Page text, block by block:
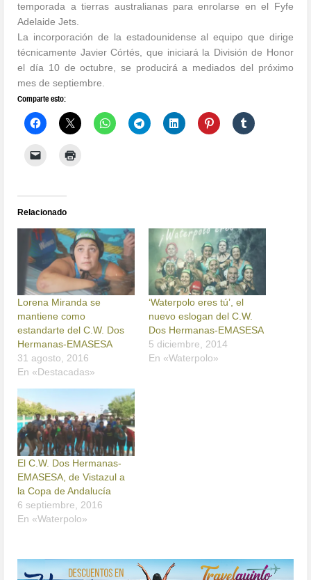
temporada a tierras australianas para enrolarse en el Fyfe
Adelaide Jets.
La incorporación de la estadounidense al equipo que dirige
técnicamente Javier Córtés, que iniciará la División de Honor
el día 10 de octubre, se producirá a mediados del próximo
mes de septiembre.
Comparte esto:
Relacionado
Lorena Miranda se
mantiene como
estandarte del C.W. Dos
Hermanas-EMASESA
31 agosto, 2016
En «Destacadas»
‘Waterpolo eres tú’, el
nuevo eslogan del C.W.
Dos Hermanas-EMASESA
5 diciembre, 2014
En «Waterpolo»
El C.W. Dos Hermanas-
EMASESA, de Vistazul a
la Copa de Andalucía
6 septiembre, 2016
En «Waterpolo»